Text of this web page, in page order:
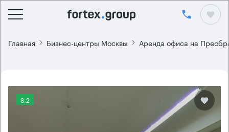
Главная Бизнес-центры Москвы Аренда офиса на
8.2